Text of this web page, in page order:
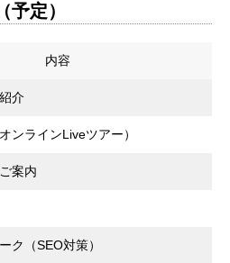
予定）
内容
介
ンラインLiveツアー）
案内
ク（SEO対策）